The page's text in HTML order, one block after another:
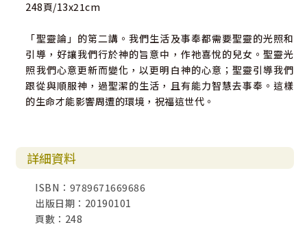
248頁/13x21cm
「聖靈論」的第二講。我們生活及事奉都需要聖靈的光照和
引導，好讓我們行於神的旨意中，作祂喜悅的兒女。聖靈光
照我們心意更新而變化，以更明白神的心意；聖靈引導我們
跟從與順服神，過聖潔的生活，且有能力智慧去事奉。這樣
的生命才能影響周遭的環境，祝福這世代。
詳細資料
ISBN：9789671669686
出版日期：20190101
頁數：248